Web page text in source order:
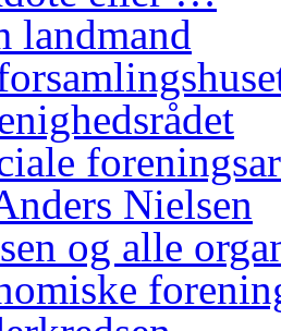
landmand
Nielsen
og alle